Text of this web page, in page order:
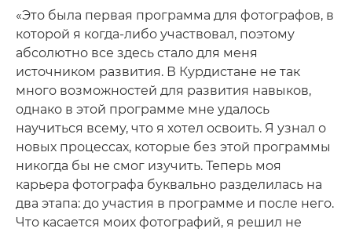
«Это была первая программа для фотографов, в
которой я когда-либо участвовал, поэтому
абсолютно все здесь стало для меня
источником развития. В Курдистане не так
много возможностей для развития навыков,
однако в этой программе мне удалось
научиться всему, что я хотел освоить. Я узнал о
новых процессах, которые без этой программы
никогда бы не смог изучить. Теперь моя
карьера фотографа буквально разделилась на
два этапа: до участия в программе и после него.
Что касается моих фотографий, я решил не